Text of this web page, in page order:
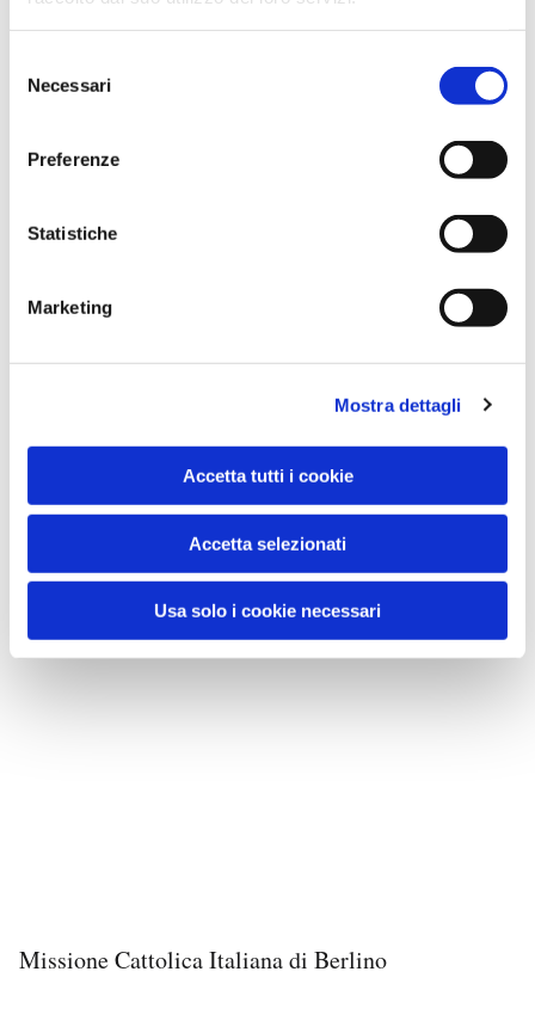
delNecessari
Preferenze
Statistiche
Marketing
Mostra dettagli
Accetta tutti i cookie
Accetta selezionati
Usa solo i cookie necessari
Missione Cattolica Italiana di Berlino